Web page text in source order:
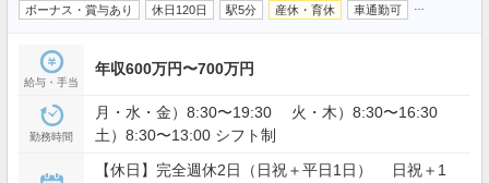
ボーナス・賞与あり
休日120日 駅5分 産休・育休 車通勤可
給与・手当
年収600万円〜700万円
勤務時間
月・水・金）8:30〜19:30 火・木）8:30〜16:30
土）8:30〜13:00 シフト制
【休日】完全週休2日（日祝＋平日1日） 日祝＋1